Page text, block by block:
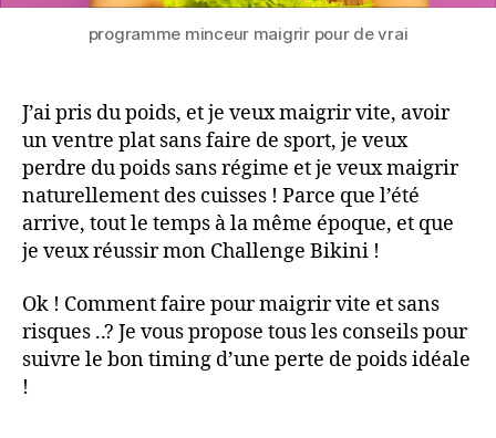
programme minceur maigrir pour de vrai
J’ai pris du poids, et je veux maigrir vite, avoir
un ventre plat sans faire de sport, je veux
perdre du poids sans régime et je veux maigrir
naturellement des cuisses ! Parce que l’été
arrive, tout le temps à la même époque, et que
je veux réussir mon Challenge Bikini !
Ok ! Comment faire pour maigrir vite et sans
risques ..? Je vous propose tous les conseils pour
suivre le bon timing d’une perte de poids idéale
!